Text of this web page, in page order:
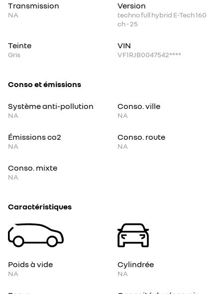
Transmission
NA
Version
techno full hybrid E-Tech 160
ch - 25
Teinte
Gris
VIN
VF1RJB0047542****
Conso et émissions
Système anti-pollution
NA
Conso. ville
NA
Émissions co2
NA
Conso. route
NA
Conso. mixte
NA
Caractéristiques
Poids à vide
NA
Cylindrée
NA